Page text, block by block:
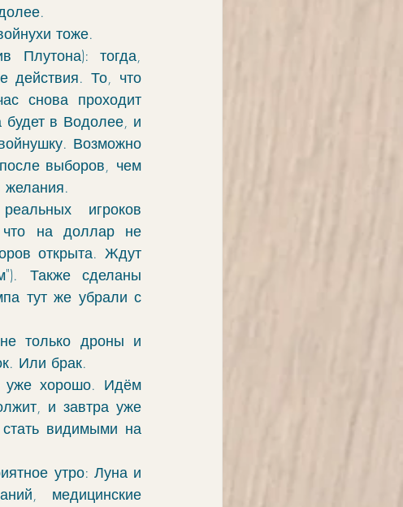
тоже.
Плутона): тогда,
действия. То, что
снова проходит
в Водолее, и
Возможно
выборов, чем
желания.
игроков
на доллар не
открыта. Ждут
Также сделаны
тут же убрали с
только дроны и
Или брак.
уже хорошо. Идём
и завтра уже
видимыми на
утро: Луна и
медицинские